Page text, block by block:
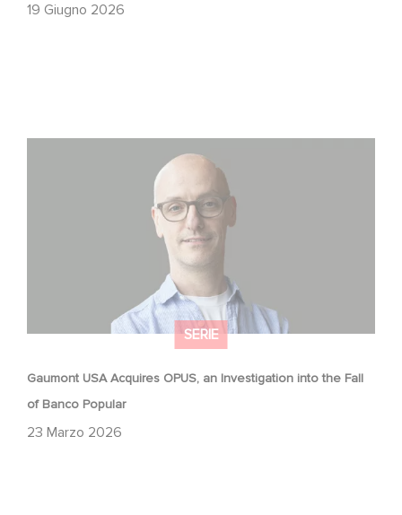
19 Giugno 2026
SERIE
Gaumont USA Acquires OPUS, an Investigation into the Fall
of Banco Popular
23 Marzo 2026
Gaumont USA Acquires OPUS, an Investigation into the